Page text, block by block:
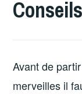
Avant de
merveilles il